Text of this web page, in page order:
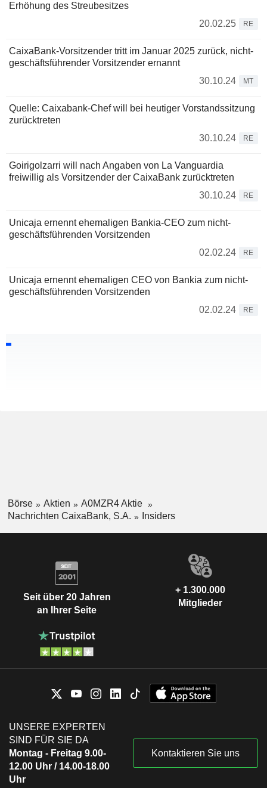
Erhöhung des Streubesitzes
20.02.25
RE
CaixaBank-Vorsitzender tritt im Januar 2025 zurück, nicht-
geschäftsführender Vorsitzender ernannt
30.10.24
MT
Quelle: Caixabank-Chef will bei heutiger Vorstandssitzung
zurücktreten
30.10.24
RE
Goirigolzarri will nach Angaben von La Vanguardia
freiwillig als Vorsitzender der CaixaBank zurücktreten
30.10.24
RE
Unicaja ernennt ehemaligen Bankia-CEO zum nicht-
geschäftsführenden Vorsitzenden
02.02.24
RE
Unicaja ernennt ehemaligen CEO von Bankia zum nicht-
geschäftsführenden Vorsitzenden
02.02.24
RE
Börse Aktien
A0MZR4 Aktie
Nachrichten CaixaBank, S.A.
Insiders
Seit über 20 Jahren
an Ihrer Seite
+ 1.300.000
Mitglieder
UNSERE EXPERTEN
SIND FÜR SIE DA
Montag - Freitag 9.00-
12.00 Uhr / 14.00-18.00
Uhr
Kontaktieren Sie uns